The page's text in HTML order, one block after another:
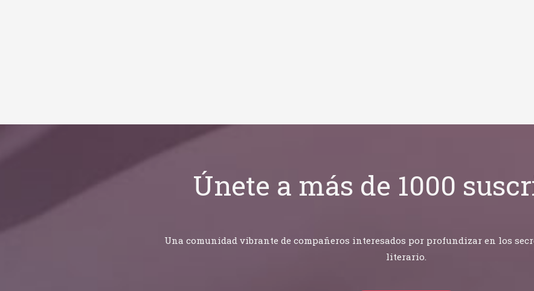
Únete a más de 1000
Una comunidad vibrante de compañeros interesados por profundizar en los
literario.